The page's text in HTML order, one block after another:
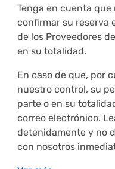
Tenga en cuenta
confirmar su reserva
de los Proveedores
en su totalidad.
En caso de que, por
nuestro control, su
parte o en su
correo electrónico.
detenidamente y no
con nosotros